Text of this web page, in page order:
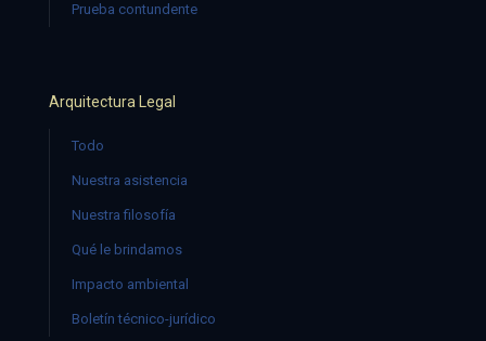
Prueba contundente
Arquitectura Legal
Todo
Nuestra asistencia
Nuestra filosofía
Qué le brindamos
Impacto ambiental
Boletín técnico-jurídico